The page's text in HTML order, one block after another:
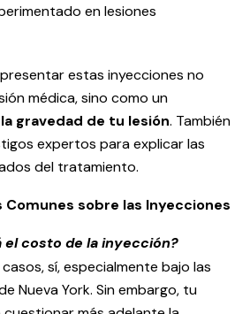
en lesiones
estas inyecciones no
médica, sino como un
gravedad de tu lesión. También
expertos para explicar las
del tratamiento.
Comunes sobre las Inyecciones
el costo de la inyección?
sí, especialmente bajo las
Nueva York. Sin embargo, tu